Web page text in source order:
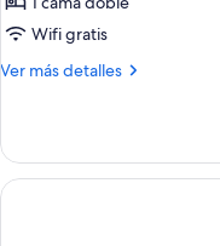
Wifi gratis
Ver más detalles
Más